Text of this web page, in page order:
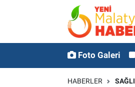
Foto Galeri
HABERLER
Malatya Nöbetçi Eczaneler